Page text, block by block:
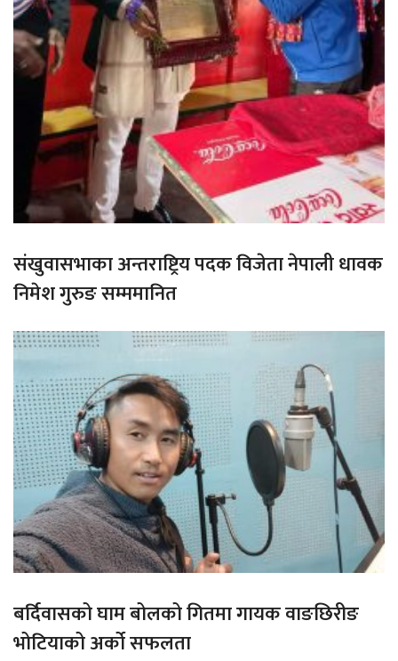
संखुवासभाका अन्तराष्ट्रिय पदक विजेता नेपाली धावक
निमेश गुरुङ सम्ममानित
बर्दिवासको घाम बोलको गितमा गायक वाङछिरीङ
भोटियाको अर्को सफलता